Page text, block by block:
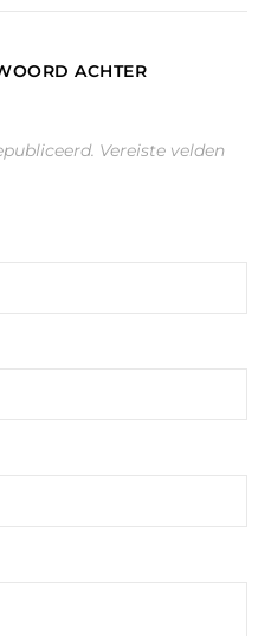
ACHTER
Vereiste velden